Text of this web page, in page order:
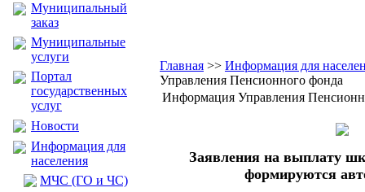
Муниципальный
заказ
Муниципальные
услуги
Портал
государственных
услуг
Новости
Информация для
населения
МЧС (ГО и ЧС)
Главная >> Информация для
Управления Пенсионного фонда
Информация Управления
Заявления на выплату
формируются